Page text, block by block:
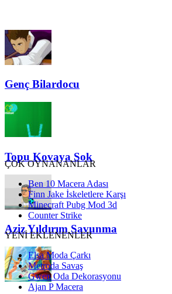
Genç Bilardocu
Topu Kovaya Sok
Aziz Yıldırım Savunma
ÇOK OYNANANLAR
Ben 10 Macera Adası
Finn Jake İskeletlere Karşı
Minecraft Pubg Mod 3d
Counter Strike
YENİ EKLENENLER
Elsa Moda Çarkı
Metroda Savaş
Gwen Oda Dekorasyonu
Ajan P Macera